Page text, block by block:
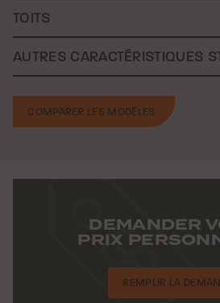
TOITS
AUTRES CARACTÉRISTIQUES
COMPARER LES MODÈLES
DEMANDER
PRIX
REMPLIR LA